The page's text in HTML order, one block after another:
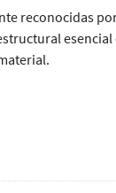
reconocidas